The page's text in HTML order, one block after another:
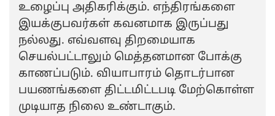
உழைப்பு அதிகரிக்கும். எந்திரங்களை
இயக்குபவர்கள் கவனமாக இருப்பது
நல்லது. எவ்வளவு திறமையாக
செயல்பட்டாலும் மெத்தனமான போக்கு
காணப்படும். வியாபாரம் தொடர்பான
பயணங்களை திட்டமிட்டபடி மேற்கொள்ள
முடியாத நிலை உண்டாகும்.